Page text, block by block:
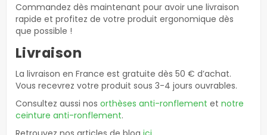
Commandez dès maintenant pour avoir une livraison
rapide et profitez de votre produit ergonomique dès
que possible !
Livraison
La livraison en France est gratuite dès 50 € d’achat.
Vous recevrez votre produit sous 3-4 jours ouvrables.
Consultez aussi nos orthèses anti-ronflement et notre
ceinture anti-ronflement.